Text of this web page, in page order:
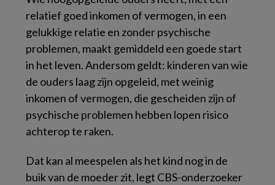
relatief goed inkomen of vermogen, in een
gelukkige relatie en zonder psychische
problemen, maakt gemiddeld een goede start
in het leven. Andersom geldt: kinderen van wie
de ouders laag zijn opgeleid, met weinig
inkomen of vermogen, die gescheiden zijn of
psychische problemen hebben lopen risico
achterop te raken.
Dat kan al meespelen als het kind nog in de
buik van de moeder zit, legt CBS-onderzoeker